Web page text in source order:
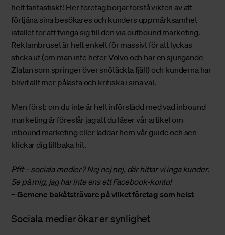
helt fantastiskt! Fler företag börjar förstå vikten av att
förtjäna sina besökares och kunders uppmärksamhet
istället för att tvinga sig till den via outbound marketing.
Reklambruset är helt enkelt för massivt för att lyckas
sticka ut (om man inte heter Volvo och har en sjungande
Zlatan som springer över snötäckta fjäll) och kunderna har
blivit allt mer pålästa och kritiska i sina val.
Men först: om du inte är helt införstådd med vad inbound
marketing är föreslår jag att du läser vårartikel om
inbound marketing eller laddar hem vår guide och sen
klickar dig tillbaka hit.
Pfft – sociala medier? Nej nej nej, där hittar vi inga kunder.
Se på mig, jag har inte ens ett Facebook-konto!
– Gemene bakåtsträvare på vilket företag som helst
Sociala medier ökar er synlighet